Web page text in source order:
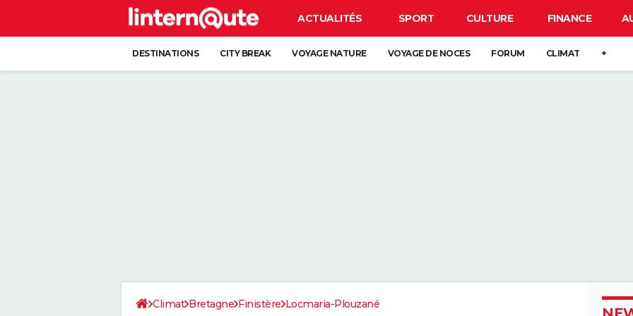
ACTUALITÉS SPORT CULTURE FINANCE
DESTINATIONS CITY BREAK VOYAGE NATURE VOYAGE DE NOCES FORUM CLIMAT +
Climat Bretagne Finistère Locmaria-Plouzané